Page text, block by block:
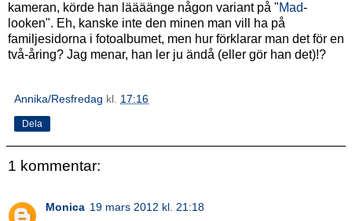
kameran, körde han läääänge någon variant på "Mad-
looken". Eh, kanske inte den minen man vill ha på
familjesidorna i fotoalbumet, men hur förklarar man det för en
två-åring? Jag menar, han ler ju ändå (eller gör han det)!?
Annika/Resfredag kl. 17:16
Dela
1 kommentar:
Monica 19 mars 2012 kl. 21:18